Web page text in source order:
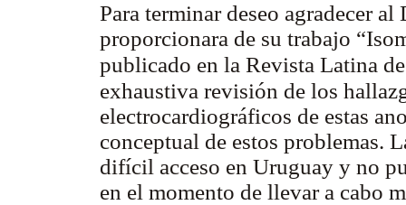
Para terminar deseo agradecer
proporcionara de su trabajo
publicado en la Revista Latina
exhaustiva revisión de los
electrocardiográficos de estas
conceptual de estos problemas.
difícil acceso en Uruguay y no
en el momento de llevar a cabo